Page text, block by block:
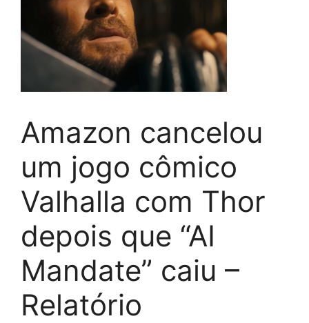
Amazon cancelou
um jogo cômico
Valhalla com Thor
depois que “AI
Mandate” caiu –
Relatório